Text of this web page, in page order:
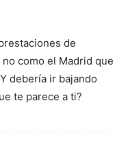
de
como el Madrid que
debería ir bajando
te parece a ti?